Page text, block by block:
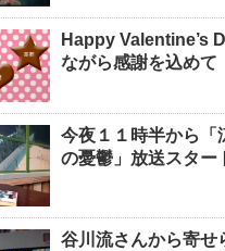
Happy Valentine’s
ながら感謝を込めて
今夜１１時半から「
の憂鬱」放送スター
谷川流さんから寄せ